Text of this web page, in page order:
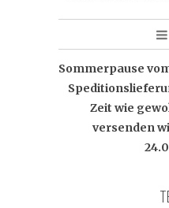
Sommerpause
Zeit wie
versenden